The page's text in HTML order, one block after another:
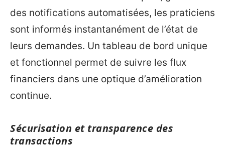
des notifications automatisées, les praticiens
sont informés instantanément de l’état de
leurs demandes. Un tableau de bord unique
et fonctionnel permet de suivre les flux
financiers dans une optique d’amélioration
continue.
Sécurisation et transparence des
transactions